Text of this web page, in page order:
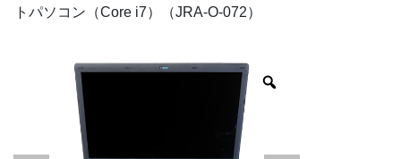
トパソコン（Core i7）（JRA-O-072）